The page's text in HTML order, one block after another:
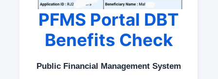
PFMS Portal DBT
Benefits Check
Public Financial Management System